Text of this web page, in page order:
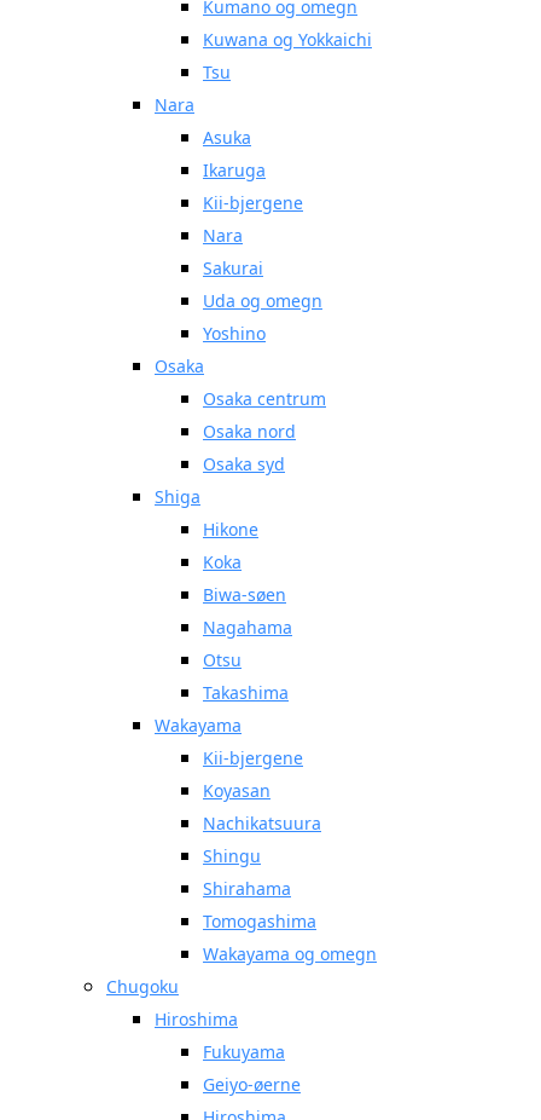
Kumano og omegn
Kuwana og Yokkaichi
Tsu
Nara
Asuka
Ikaruga
Kii-bjergene
Nara
Sakurai
Uda og omegn
Yoshino
Osaka
Osaka centrum
Osaka nord
Osaka syd
Shiga
Hikone
Koka
Biwa-søen
Nagahama
Otsu
Takashima
Wakayama
Kii-bjergene
Koyasan
Nachikatsuura
Shingu
Shirahama
Tomogashima
Wakayama og omegn
Chugoku
Hiroshima
Fukuyama
Geiyo-øerne